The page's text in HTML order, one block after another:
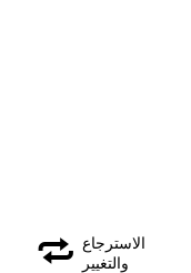
الاسترجاع
والتغيير